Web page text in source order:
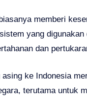
memberi
yang
dan
asing ke Indonesia
terutama untuk